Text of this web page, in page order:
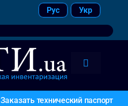
Рус Укр
Toggle
Заказать технический паспорт